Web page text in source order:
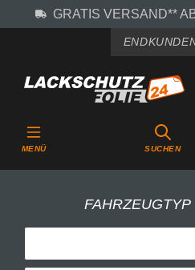
Zum Hauptinhalt springen
GRATIS VERSAND**
MENÜ SUCHEN
FAHRZEUGTYP